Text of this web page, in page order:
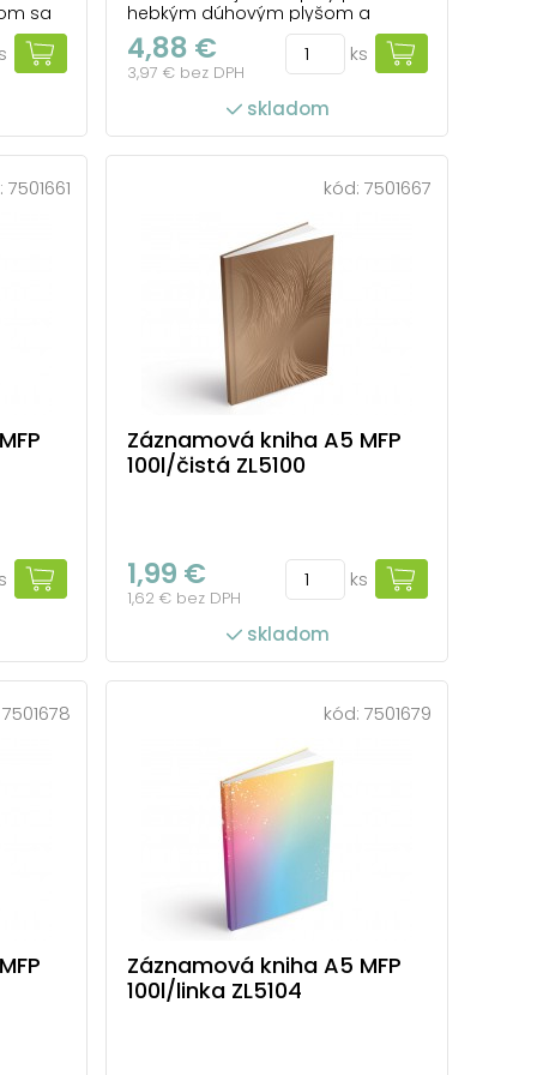
sa
listov:
hebkým dúhovým plyšom a
roztomilým motívom mačičky.
Linajkové strany ponúkajú priestor
na poznámky, školské zápisky aj
každodenné nápady. Väzba: V8
Formát: A5 Farba: dúhová
Lineatúra: linka Počet listov: 100
Uvedená cena je za ...
4,88 €
3,97 € bez DPH
ks
skladom
7501661 kód: 7501667
Záznamová kniha A5 MFP
100l/čistá ZL5100
1,99 €
1,62 € bez DPH
ks
skladom
7501678 kód: 7501679
Záznamová kniha A5 MFP
100l/linka ZL5104